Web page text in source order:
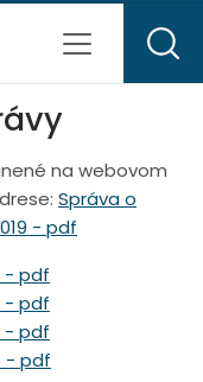
na webovom
Správa o
- pdf
- pdf
- pdf
- pdf
- pdf